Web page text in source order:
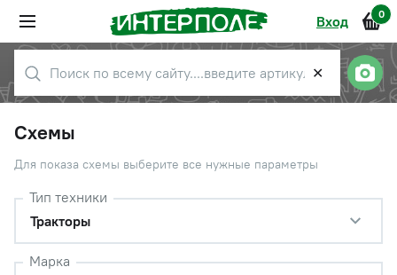
Вход 0
✕
Схемы
Для показа схемы выберите все нужные параметры
Тип техники
Тракторы
Марка